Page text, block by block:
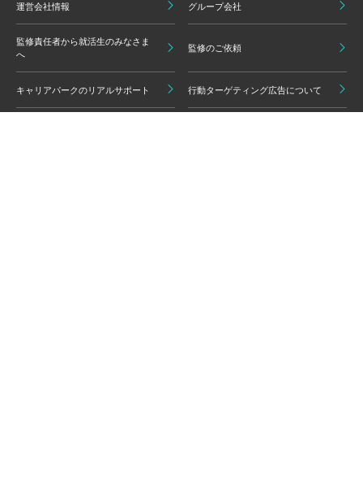
運営会社情報 グループ会社
監修責任者から就活生のみなさま
へ
監修のご依頼
キャリアパークのリアルサポート 行動ターゲティング広告について